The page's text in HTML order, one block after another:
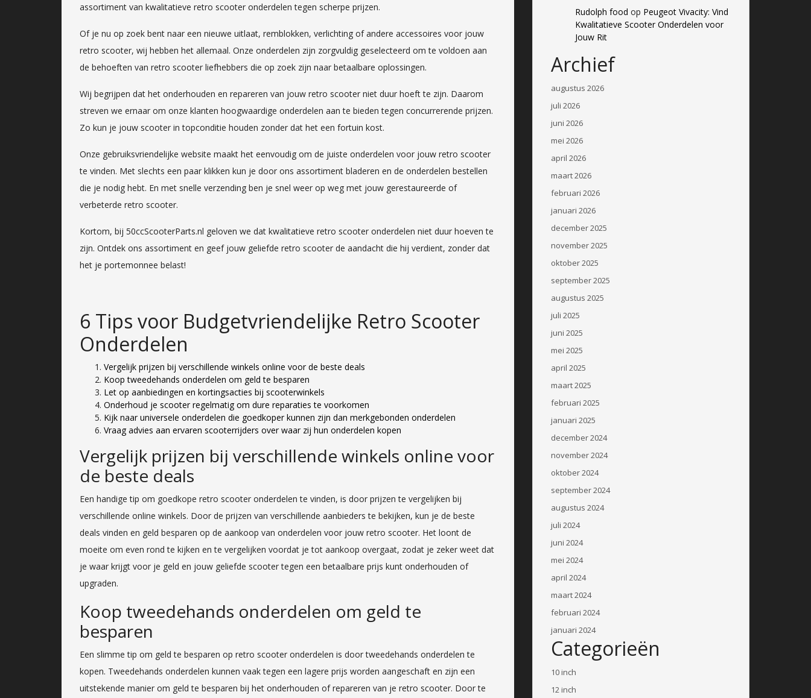
assortiment van kwalitatieve retro scooter onderdelen tegen scherpe prijzen.
Of je nu op zoek bent naar een nieuwe uitlaat, remblokken, verlichting of andere accessoires voor jouw
retro scooter, wij hebben het allemaal. Onze onderdelen zijn zorgvuldig geselecteerd om te voldoen aan
de behoeften van retro scooter liefhebbers die op zoek zijn naar betaalbare oplossingen.
Wij begrijpen dat het onderhouden en repareren van jouw retro scooter niet duur hoeft te zijn. Daarom
streven we ernaar om onze klanten hoogwaardige onderdelen aan te bieden tegen concurrerende prijzen.
Zo kun je jouw scooter in topconditie houden zonder dat het een fortuin kost.
Onze gebruiksvriendelijke website maakt het eenvoudig om de juiste onderdelen voor jouw retro scooter
te vinden. Met slechts een paar klikken kun je door ons assortiment bladeren en de onderdelen bestellen
die je nodig hebt. En met snelle verzending ben je snel weer op weg met jouw gerestaureerde of
verbeterde retro scooter.
Kortom, bij 50ccScooterParts.nl geloven we dat kwalitatieve retro scooter onderdelen niet duur hoeven te
zijn. Ontdek ons assortiment en geef jouw geliefde retro scooter de aandacht die hij verdient, zonder dat
het je portemonnee belast!
6 Tips voor Budgetvriendelijke Retro Scooter
Onderdelen
Vergelijk prijzen bij verschillende winkels online voor de beste deals
Koop tweedehands onderdelen om geld te besparen
Let op aanbiedingen en kortingsacties bij scooterwinkels
Onderhoud je scooter regelmatig om dure reparaties te voorkomen
Kijk naar universele onderdelen die goedkoper kunnen zijn dan merkgebonden onderdelen
Vraag advies aan ervaren scooterrijders over waar zij hun onderdelen kopen
Vergelijk prijzen bij verschillende winkels online voor
de beste deals
Een handige tip om goedkope retro scooter onderdelen te vinden, is door prijzen te vergelijken bij
verschillende online winkels. Door de prijzen van verschillende aanbieders te bekijken, kun je de beste
deals vinden en geld besparen op de aankoop van onderdelen voor jouw retro scooter. Het loont de
moeite om even rond te kijken en te vergelijken voordat je tot aankoop overgaat, zodat je zeker weet dat
je waar krijgt voor je geld en jouw geliefde scooter tegen een betaalbare prijs kunt onderhouden of
upgraden.
Koop tweedehands onderdelen om geld te
besparen
Een slimme tip om geld te besparen op retro scooter onderdelen is door tweedehands onderdelen te
kopen. Tweedehands onderdelen kunnen vaak tegen een lagere prijs worden aangeschaft en zijn een
uitstekende manier om geld te besparen bij het onderhouden of repareren van je retro scooter. Door te
Rudolph food op Peugeot Vivacity: Vind
Kwalitatieve Scooter Onderdelen voor
Jouw Rit
Archief
augustus 2026
juli 2026
juni 2026
mei 2026
april 2026
maart 2026
februari 2026
januari 2026
december 2025
november 2025
oktober 2025
september 2025
augustus 2025
juli 2025
juni 2025
mei 2025
april 2025
maart 2025
februari 2025
januari 2025
december 2024
november 2024
oktober 2024
september 2024
augustus 2024
juli 2024
juni 2024
mei 2024
april 2024
maart 2024
februari 2024
januari 2024
Categorieën
10 inch
12 inch